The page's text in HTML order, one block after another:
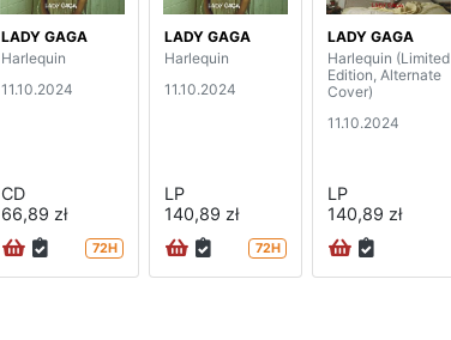
LADY GAGA
Harlequin
11.10.2024
CD
66,89 zł
72H
LADY GAGA
Harlequin
11.10.2024
LP
140,89 zł
72H
LADY GAGA
Harlequin (Limited
Edition, Alternate
Cover)
11.10.2024
LP
140,89 zł